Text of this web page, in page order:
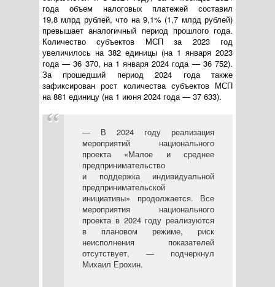
года объем налоговых платежей составил
19,8 млрд рублей, что на 9,1% (1,7 млрд рублей)
превышает аналогичный период прошлого года.
Количество субъектов МСП за 2023 год
увеличилось на 382 единицы (на 1 января 2023
года — 36 370, на 1 января 2024 года — 36 752).
За прошедший период 2024 года также
зафиксирован рост количества субъектов МСП
на 881 единицу (на 1 июня 2024 года — 37 633).
— В 2024 году реализация
мероприятий национального
проекта «Малое и среднее
предпринимательство
и поддержка индивидуальной
предпринимательской
инициативы» продолжается. Все
мероприятия национального
проекта в 2024 году реализуются
в плановом режиме, риск
неисполнения показателей
отсутствует, — подчеркнул
Михаил Ерохин.